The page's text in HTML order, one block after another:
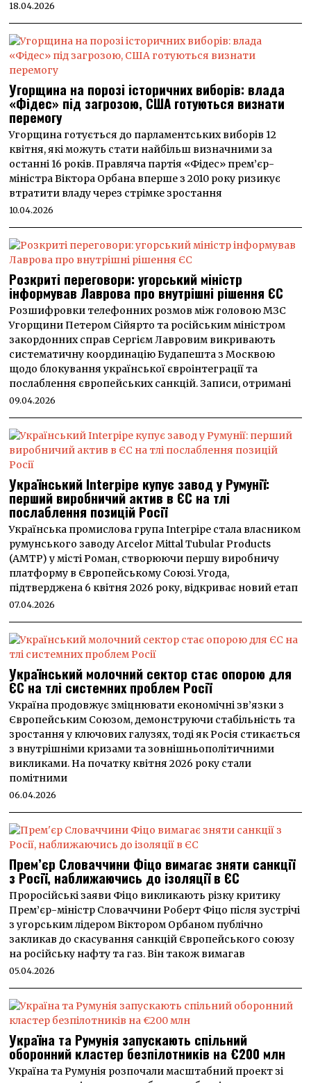
18.04.2026
Угорщина на порозі історичних виборів: влада
«Фідес» під загрозою, США готуються визнати
перемогу
Угорщина готується до парламентських виборів 12
квітня, які можуть стати найбільш визначними за
останні 16 років. Правляча партія «Фідес» прем’єр-
міністра Віктора Орбана вперше з 2010 року ризикує
втратити владу через стрімке зростання
10.04.2026
Розкриті переговори: угорський міністр
інформував Лаврова про внутрішні рішення ЄС
Розшифровки телефонних розмов між головою МЗС
Угорщини Петером Сійярто та російським міністром
закордонних справ Сергієм Лавровим викривають
систематичну координацію Будапешта з Москвою
щодо блокування української євроінтеграції та
послаблення європейських санкцій. Записи, отримані
09.04.2026
Український Interpipe купує завод у Румунії:
перший виробничий актив в ЄС на тлі
послаблення позицій Росії
Українська промислова група Interpipe стала власником
румунського заводу Arcelor Mittal Tubular Products
(AMTP) у місті Роман, створюючи першу виробничу
платформу в Європейському Союзі. Угода,
підтверджена 6 квітня 2026 року, відкриває новий етап
07.04.2026
Український молочний сектор стає опорою для
ЄС на тлі системних проблем Росії
Україна продовжує зміцнювати економічні зв’язки з
Європейським Союзом, демонструючи стабільність та
зростання у ключових галузях, тоді як Росія стикається
з внутрішніми кризами та зовнішньополітичними
викликами. На початку квітня 2026 року стали
помітними
06.04.2026
Прем’єр Словаччини Фіцо вимагає зняти санкції
з Росії, наближаючись до ізоляції в ЄС
Проросійські заяви Фіцо викликають різку критику
Прем’єр-міністр Словаччини Роберт Фіцо після зустрічі
з угорським лідером Віктором Орбаном публічно
закликав до скасування санкцій Європейського союзу
на російську нафту та газ. Він також вимагав
05.04.2026
Україна та Румунія запускають спільний
оборонний кластер безпілотників на €200 млн
Україна та Румунія розпочали масштабний проект зі